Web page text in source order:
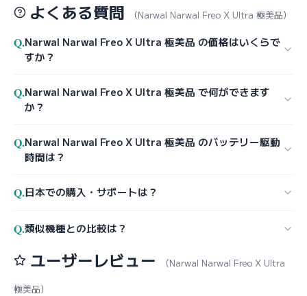
よくある質問 （Narwal Narwal Freo X Ultra 極美品）
Q.Narwal Narwal Freo X Ultra 極美品 の価格はいくらで
すか？
Q.Narwal Narwal Freo X Ultra 極美品 で何ができます
か？
Q.Narwal Narwal Freo X Ultra 極美品 のバッテリー駆動
時間は？
Q.日本での購入・サポートは？
Q.類似機種との比較は？
ユーザーレビュー
（Narwal Narwal Freo X Ultra
極美品）